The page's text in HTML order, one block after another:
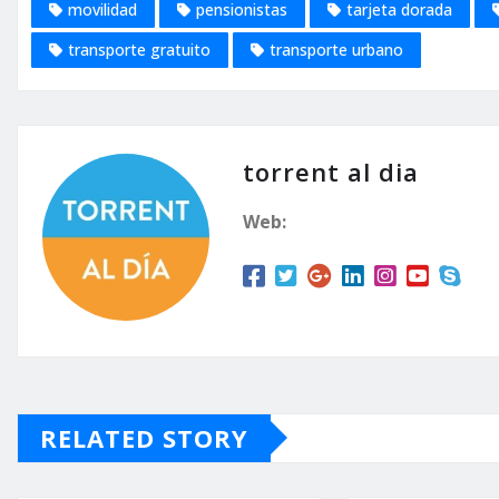
movilidad
pensionistas tarjeta dorada
transporte gratuito
transporte urbano
torrent al dia
Web:
RELATED STORY